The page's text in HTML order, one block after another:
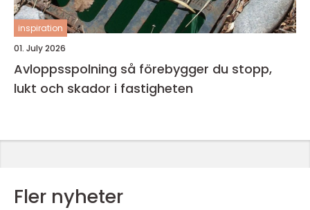
inspiration
01. July 2026
Avloppsspolning så förebygger du stopp,
lukt och skador i fastigheten
Fler nyheter